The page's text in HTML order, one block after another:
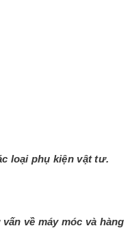
loại phụ kiện vật tư.
vấn về máy móc và hàng